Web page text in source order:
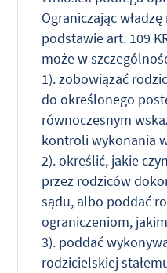
Ograniczając
podstawie art. 109
może w
1). zobowiązać
do określonego
równoczesnym
kontroli wykonania
2). określić, jakie
przez rodziców
sądu, albo poddać
ograniczeniom,
3). poddać
rodzicielskiej